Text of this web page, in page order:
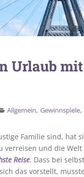
Urlaub
Allgemein, Gewinnspiele,
Familie sind, hat
verreisen und die
Reise. Dass bei
das vorstellt,